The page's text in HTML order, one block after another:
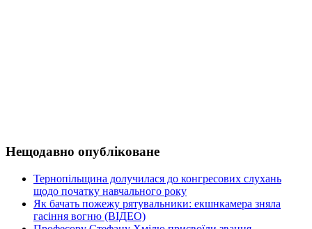
Нещодавно опубліковане
Тернопільщина долучилася до конгресових слухань
щодо початку навчального року
Як бачать пожежу рятувальники: екшнкамера зняла
гасіння вогню (ВІДЕО)